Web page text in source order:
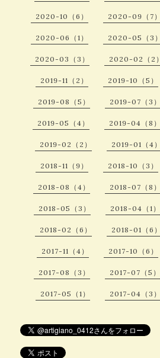
2020-10（6） 2020-09（7）
2020-06（1） 2020-05（3）
2020-03（3） 2020-02（2）
2019-11（2） 2019-10（5）
2019-08（5） 2019-07（3）
2019-05（4） 2019-04（8）
2019-02（2） 2019-01（4）
2018-11（9） 2018-10（3）
2018-08（4） 2018-07（8）
2018-05（3） 2018-04（1）
2018-02（6） 2018-01（6）
2017-11（4） 2017-10（6）
2017-08（3） 2017-07（5）
2017-05（1） 2017-04（3）